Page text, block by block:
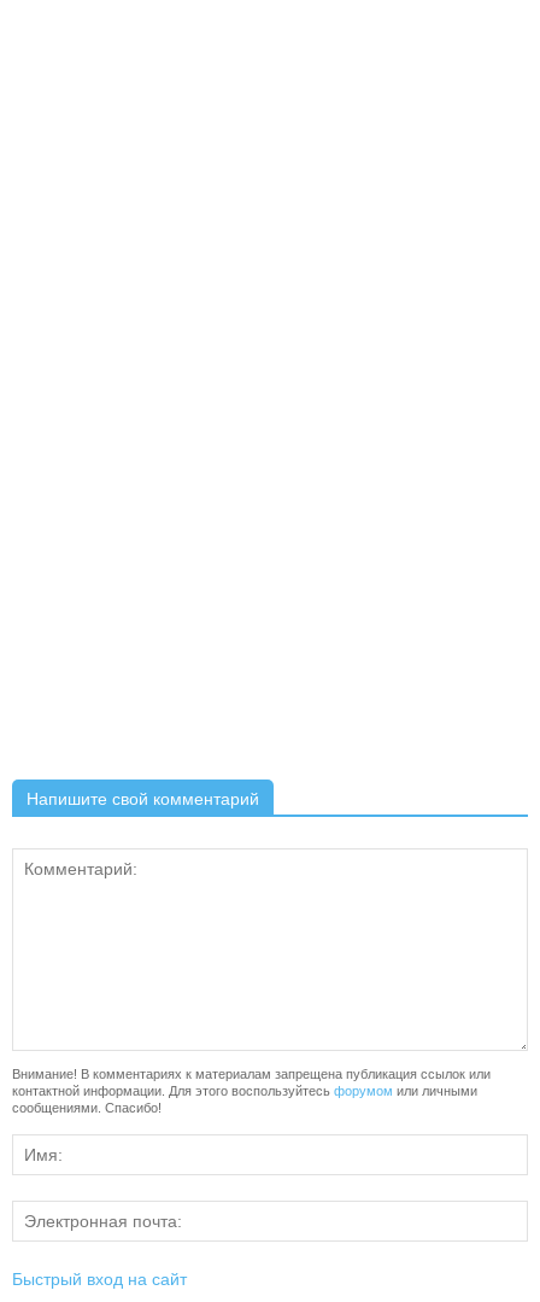
Напишите свой комментарий
Внимание! В комментариях к материалам запрещена публикация ссылок или
контактной информации. Для этого воспользуйтесь форумом или личными
сообщениями. Спасибо!
Быстрый вход на сайт